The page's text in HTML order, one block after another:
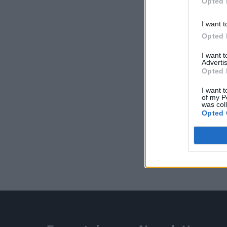
I want
Opted
I want
Opted
I want
of my
was
Opted